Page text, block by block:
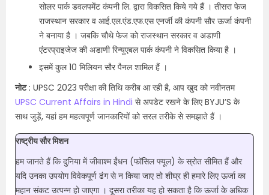
सोलर पार्क डवलपमेंट कंपनी लि. द्वारा विकसित किये गये हैं । तीसरा फेज
राजस्थान सरकार व आई.एल.एंड.एफ.एस एनर्जी की कंपनी सौर ऊर्जा कंपनी
ने बनाया है । जबकि चौथे फेज को राजस्थान सरकार व अडाणी
एंटरप्राइजेज की अडाणी रिन्युएबल पार्क कंपनी ने विकसित किया है ।
इसमें कुल 10 मिलियन सौर पैनल शामिल हैं ।
नोट : UPSC 2023 परीक्षा की तिथि करीब आ रही है, आप खुद को नवीनतम
UPSC Current Affairs in Hindi से अपडेट रखने के लिए BYJU’S के
साथ जुड़ें, यहां हम महत्वपूर्ण जानकारियों को सरल तरीके से समझाते हैं ।
राष्ट्रीय सौर मिशन
हम जानते हैं कि दुनिया में जीवाश्म ईंधन (फॉसिल फ्यूल) के स्रोत सीमित हैं और
यदि उनका उपयोग विवेकपूर्ण ढंग से न किया जाए तो शीघ्र ही हमारे लिए ऊर्जा का
महान संकट उत्पन्न हो जाएगा । दूसरा तरीका यह हो सकता है कि ऊर्जा के अधिक